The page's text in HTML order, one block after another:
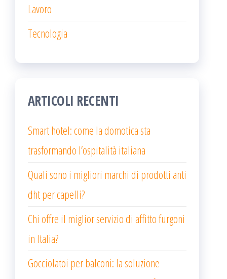
Lavoro
Tecnologia
ARTICOLI RECENTI
Smart hotel: come la domotica sta
trasformando l’ospitalità italiana
Quali sono i migliori marchi di prodotti anti
dht per capelli?
Chi offre il miglior servizio di affitto furgoni
in Italia?
Gocciolatoi per balconi: la soluzione